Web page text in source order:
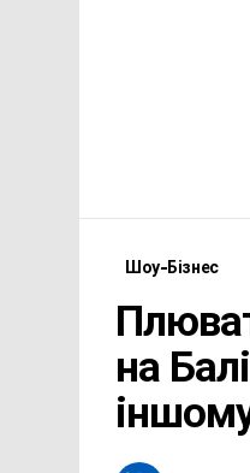
Шоу-Бізнес
на